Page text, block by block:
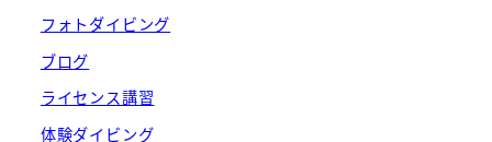
フォトダイビング
ブログ
ライセンス講習
体験ダイビング